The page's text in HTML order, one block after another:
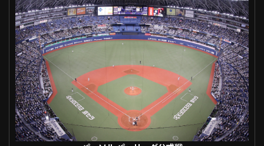
ファーム東地区
ファーム中地区
ファーム西地区
交流戦
選手名鑑トップ
北海道日本ハムファイターズ
東北楽天ゴールデンイーグルス
埼玉西武ライオンズ
千葉ロッテマリーンズ
オリックス・バファローズ
福岡ソフトバンクホークス
ニュース
設定